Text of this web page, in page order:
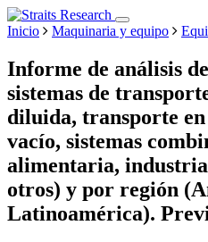
Inicio Maquinaria y equipo
Informe de análisis
sistemas de
diluida, transporte en
vacío, sistemas
alimentaria, industria
otros) y por región
Latinoamérica).